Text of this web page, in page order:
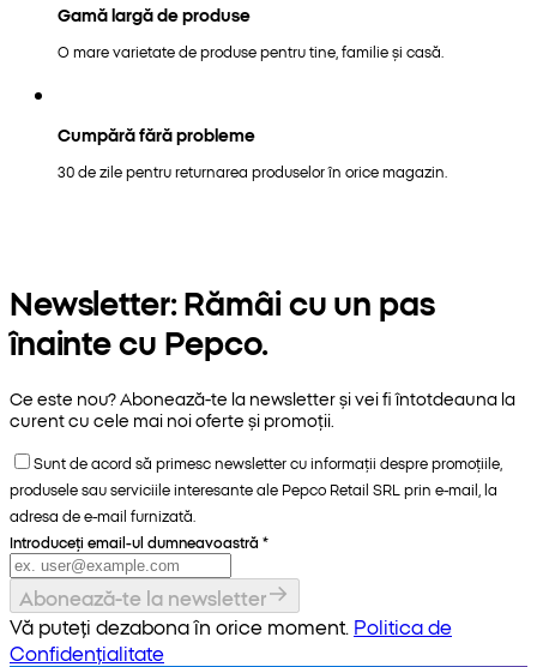
Gamă largă de produse
O mare varietate de produse pentru tine, familie și casă.
Cumpără fără probleme
30 de zile pentru returnarea produselor în orice magazin.
Newsletter: Rămâi cu un pas
înainte cu Pepco.
Ce este nou? Abonează-te la newsletter și vei fi întotdeauna la
curent cu cele mai noi oferte și promoții.
Sunt de acord să primesc newsletter cu informații despre promoțiile,
produsele sau serviciile interesante ale Pepco Retail SRL prin e-mail, la
adresa de e-mail furnizată.
Introduceți email-ul dumneavoastră *
Abonează-te la newsletter
Vă puteți dezabona în orice moment. Politica de
Confidențialitate